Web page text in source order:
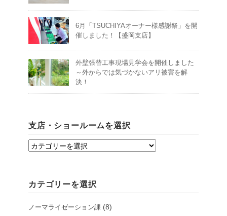
6月「TSUCHIYAオーナー様感謝祭」を開
催しました！【盛岡支店】
外壁張替工事現場見学会を開催しました
～外からでは気づかないアリ被害を解
決！
支店・ショールームを選択
支
ョ
ル
カテゴリーを選択
ノーマライゼーション課 (8)